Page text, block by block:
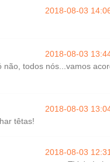
2018-08-03
2018-08-03
não, todos nós...vamos
2018-08-03
têtas!
2018-08-03